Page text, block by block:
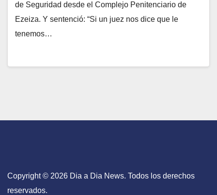
de Seguridad desde el Complejo Penitenciario de
Ezeiza. Y sentenció: “Si un juez nos dice que le
tenemos…
Copyright © 2026 Dia a Dia News. Todos los derechos
reservados.